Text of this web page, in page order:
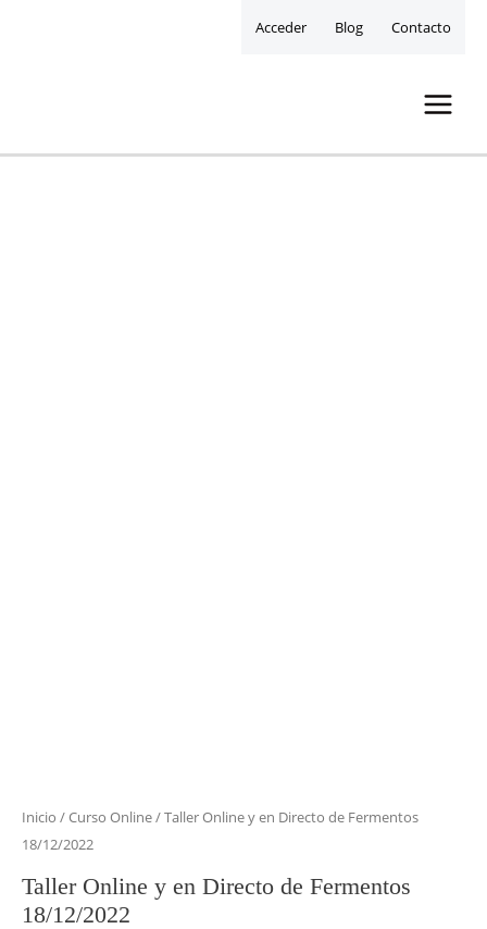
Acceder Blog Contacto
Inicio /Curso Online/ Taller Online y en Directo de Fermentos
18/12/2022
Taller Online y en Directo de Fermentos
18/12/2022